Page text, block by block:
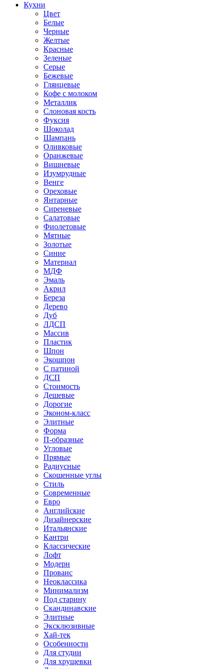
Кухни
Цвет
Белые
Черные
Желтые
Красные
Зеленые
Серые
Бежевые
Глянцевые
Кофе с молоком
Металлик
Слоновая кость
Фуксия
Шоколад
Шампань
Оливковые
Оранжевые
Вишневые
Изумрудные
Венге
Ореховые
Янтарные
Сиреневые
Салатовые
Фиолетовые
Мятные
Золотые
Синие
Материал
МДФ
Эмаль
Акрил
Береза
Дерево
Дуб
ЛДСП
Массив
Пластик
Шпон
Экошпон
С патиной
ДСП
Стоимость
Дешевые
Дорогие
Эконом-класс
Элитные
Форма
П-образные
Угловые
Прямые
Радиусные
Скошенные углы
Стиль
Современные
Евро
Английские
Дизайнерские
Итальянские
Кантри
Классические
Лофт
Модерн
Прованс
Неоклассика
Минимализм
Под старину
Скандинавские
Элитные
Эксклюзивные
Хай-тек
Особенности
Для студии
Для хрущевки